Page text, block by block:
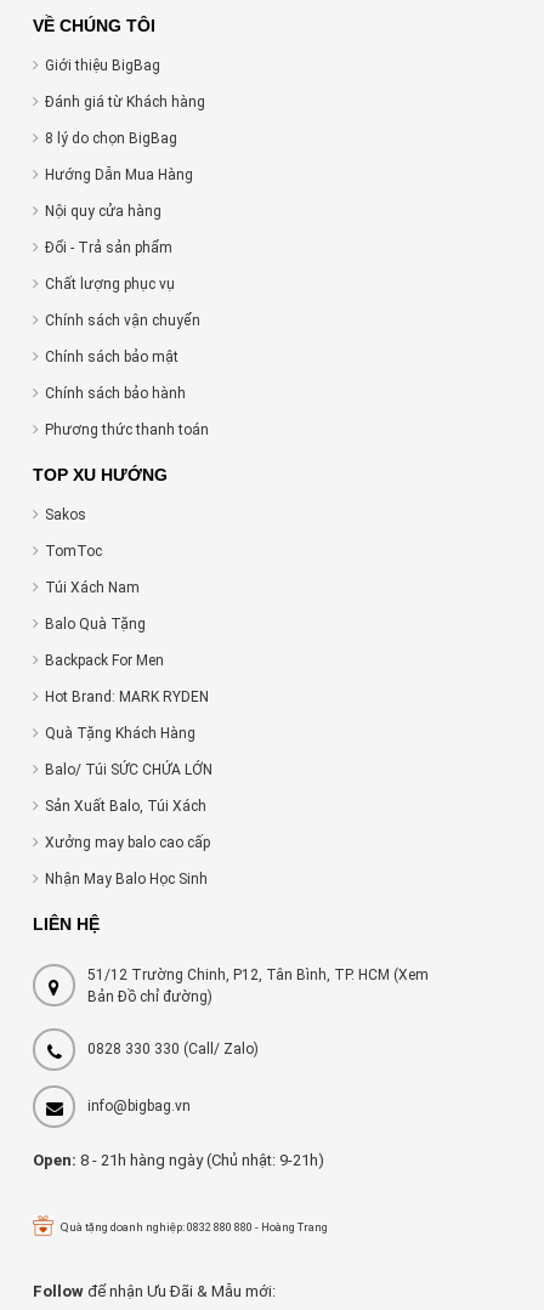
VỀ CHÚNG TÔI
Giới thiệu BigBag
Đánh giá từ Khách hàng
8 lý do chọn BigBag
Hướng Dẫn Mua Hàng
Nội quy cửa hàng
Đổi - Trả sản phẩm
Chất lượng phục vụ
Chính sách vận chuyển
Chính sách bảo mật
Chính sách bảo hành
Phương thức thanh toán
TOP XU HƯỚNG
Sakos
TomToc
Túi Xách Nam
Balo Quà Tặng
Backpack For Men
Hot Brand: MARK RYDEN
Quà Tặng Khách Hàng
Balo/ Túi SỨC CHỨA LỚN
Sản Xuất Balo, Túi Xách
Xưởng may balo cao cấp
Nhận May Balo Học Sinh
LIÊN HỆ
51/12 Trường Chinh, P12, Tân Bình, TP. HCM (Xem
Bản Đồ chỉ đường)
0828 330 330 (Call/ Zalo)
info@bigbag.vn
Open: 8 - 21h hàng ngày (Chủ nhật: 9-21h)
Quà tặng doanh nghiệp: 0832 880 880 - Hoàng Trang
Follow để nhận Ưu Đãi & Mẫu mới: